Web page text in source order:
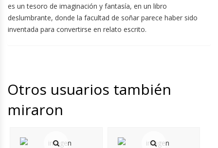
es un tesoro de imaginación y fantasía, en un libro
deslumbrante, donde la facultad de soñar parece haber sido
inventada para convertirse en relato escrito.
Otros usuarios también
miraron